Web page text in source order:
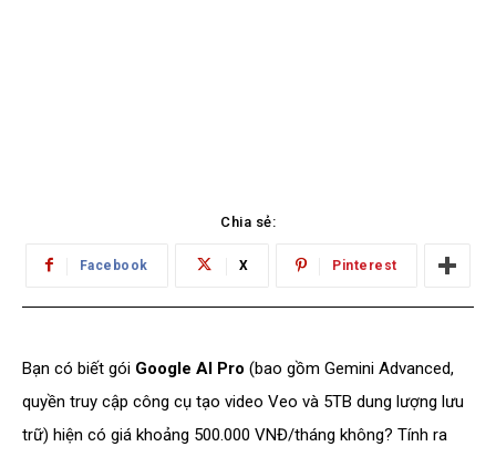
Chia sẻ:
Facebook X Pinterest
Bạn có biết gói Google AI Pro (bao gồm Gemini Advanced,
quyền truy cập công cụ tạo video Veo và 5TB dung lượng lưu
trữ) hiện có giá khoảng 500.000 VNĐ/tháng không? Tính ra